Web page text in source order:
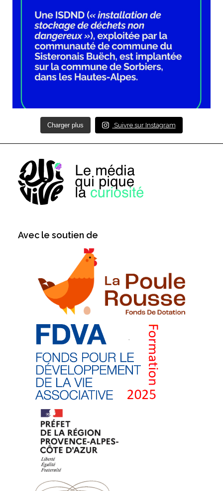
Charger plus Suivre sur Instagram
Avec le soutien de